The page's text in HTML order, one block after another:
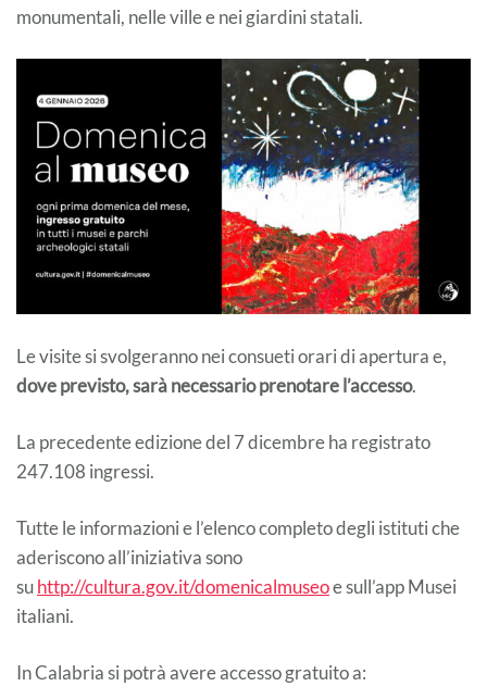
monumentali, nelle ville e nei giardini statali.
Le visite si svolgeranno nei consueti orari di apertura e,
dove previsto, sarà necessario prenotare l’accesso.
La precedente edizione del 7 dicembre ha registrato
247.108 ingressi.
Tutte le informazioni e l’elenco completo degli istituti che
aderiscono all’iniziativa sono
suhttp://cultura.gov.it/domenicalmuseoe sull’app Musei
italiani.
In Calabria si potrà avere accesso gratuito a: